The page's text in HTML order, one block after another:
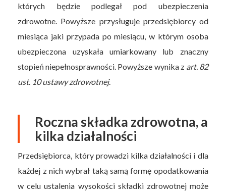
których będzie podlegał pod ubezpieczenia
zdrowotne. Powyższe przysługuje przedsiębiorcy od
miesiąca jaki przypada po miesiącu, w którym osoba
ubezpieczona uzyskała umiarkowany lub znaczny
stopień niepełnosprawności. Powyższe wynika z art. 82
ust. 10 ustawy zdrowotnej.
Roczna składka zdrowotna, a
kilka działalności
Przedsiębiorca, który prowadzi kilka działalności i dla
każdej z nich wybrał taką samą formę opodatkowania
w celu ustalenia wysokości składki zdrowotnej może